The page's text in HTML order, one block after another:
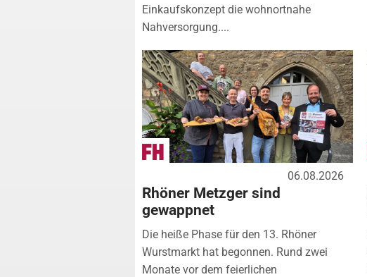
Einkaufskonzept die wohnortnahe
Nahversorgung....
06.08.2026
Rhöner Metzger sind
gewappnet
Die heiße Phase für den 13. Rhöner
Wurstmarkt hat begonnen. Rund zwei
Monate vor dem feierlichen